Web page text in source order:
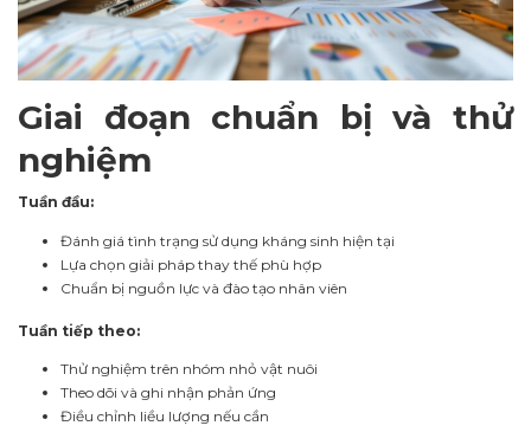
Giai đoạn chuẩn bị và thử
nghiệm
Tuần đầu:
Đánh giá tình trạng sử dụng kháng sinh hiện tại
Lựa chọn giải pháp thay thế phù hợp
Chuẩn bị nguồn lực và đào tạo nhân viên
Tuần tiếp theo:
Thử nghiệm trên nhóm nhỏ vật nuôi
Theo dõi và ghi nhận phản ứng
Điều chỉnh liều lượng nếu cần